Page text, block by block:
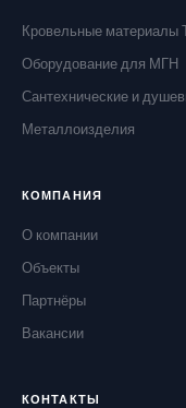
Кровельные материалы
Оборудование для МГН
Сантехнические и
Металлоизделия
КОМПАНИЯ
О компании
Объекты
Партнёры
Вакансии
КОНТАКТЫ